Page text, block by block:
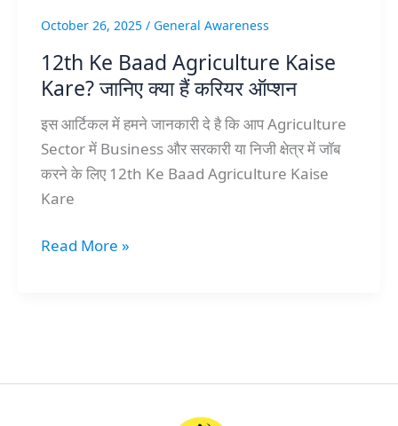
October 26, 2025 / General Awareness
12th Ke Baad Agriculture Kaise
Kare? जानिए क्या हैं करियर ऑप्शन
इस आर्टिकल में हमने जानकारी दे है कि आप Agriculture
Sector में Business और सरकारी या निजी क्षेत्र में जॉब
करने के लिए 12th Ke Baad Agriculture Kaise
Kare
ऑप्शन
Read More »